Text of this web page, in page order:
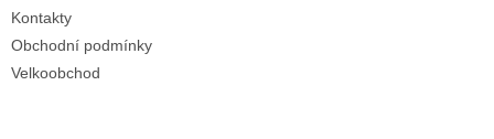
Kontakty
Obchodní podmínky
Velkoobchod